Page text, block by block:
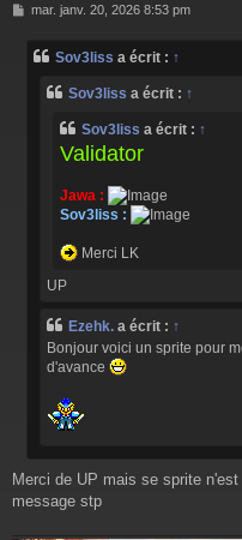
M
mar. janv. 20, 2026 8:53 pm
Sov3liss a écrit : ↑
Sov3liss a écrit : ↑
Sov3liss a écrit : ↑
Validator
Jawa :
Sov3liss :
Merci LK
UP
Ezehk. a écrit : ↑
Bonjour voici un sprite pour
d'avance
Merci de UP mais se sprite
message stp